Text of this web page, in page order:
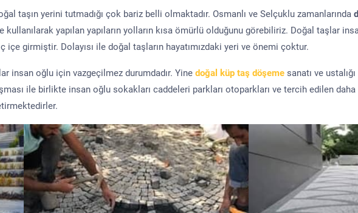
taşın yerini tutmadığı çok bariz belli olmaktadır. Osmanlı ve Selçuklu zamanlarında
yapılan yapıların yolların kısa ömürlü olduğunu görebiliriz. Doğal taşlar
girmiştir. Dolayısı ile doğal taşların hayatımızdaki yeri ve önemi çoktur.
insan oğlu için vazgeçilmez durumdadır. Yine doğal küp taş döşeme sanatı ve
ile birlikte insan oğlu sokakları caddeleri parkları otoparkları ve tercih edilen